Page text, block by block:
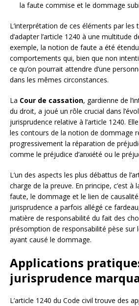
la faute commise et le dommage
L’interprétation de ces éléments par les
d’adapter l’article 1240 à une multitude
exemple, la notion de faute a été
comportements qui, bien que non
ce qu’on pourrait attendre d’une
dans les mêmes circonstances.
La Cour de cassation, gardienne de
du droit, a joué un rôle crucial dans
jurisprudence relative à l’article 1240.
les contours de la notion de dommage
progressivement la réparation de
comme le préjudice d’anxiété ou le
L’un des aspects les plus débattus de
charge de la preuve. En principe, c’est à
faute, le dommage et le lien de
jurisprudence a parfois allégé ce
matière de responsabilité du fait des
présomption de responsabilité pèse sur
ayant causé le dommage.
Applications
jurisprudence
L’article 1240 du Code civil trouve des